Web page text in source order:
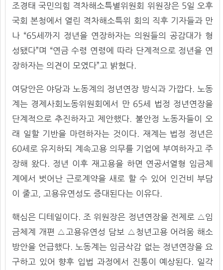
조경태 국민의힘 격차해소특별위원회 위원장은 5일 오후
국회 본청에서 열린 격차해소특위 회의 직후 기자들과 만
나 “65세까지 정년을 연장하자는 의원들의 공감대가 형
성됐다”며 “연금 수령 연령에 따라 단계적으로 정년을 연
장하자는 의견이 모였다”고 밝혔다.
여당안은 야당과 노동계의 정년연장 방식과 가깝다. 노동
계는 경제사회노동위원회에서 만 65세 법정 정년연장을
단계적으로 추진하자고 제안했다. 불안정 노동자들이 오
래 일할 기반을 마련하자는 것이다. 재계는 법정 정년은
60세로 유지하되 계속고용 의무를 기업에 부여하자고 주
장해 왔다. 정년 이후 재고용을 하면 연공서열형 임금체
계에서 벗어난 근로계약을 새로 할 수 있어 인건비 부담
이 줄고, 고용유연성도 증대된다는 이유다.
핵심은 디테일이다. 조 위원장은 정년연장을 전제로 △임
금체계 개편 △고용유연성 담보 △청년고용 어려움 해소
방안을 언급했다. 노동계는 임금삭감 없는 정년연장을 요
구하고 있어 향후 입법 과정에서 진통이 예상된다. 일각